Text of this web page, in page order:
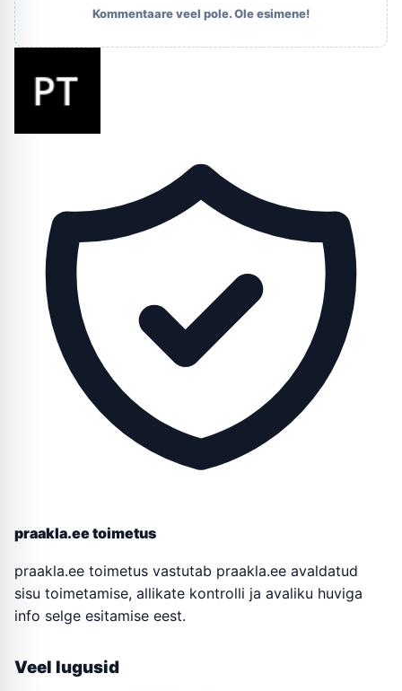
Kommentaare veel pole. Ole esimene!
praakla.ee toimetus
praakla.ee toimetus vastutab praakla.ee avaldatud
sisu toimetamise, allikate kontrolli ja avaliku huviga
info selge esitamise eest.
Veel lugusid